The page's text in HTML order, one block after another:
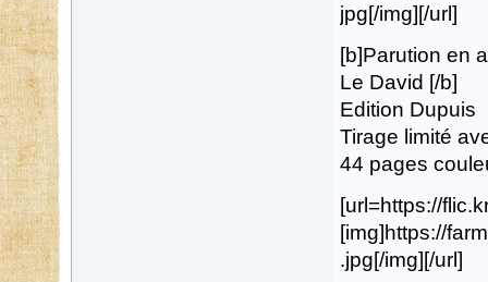
jpg[/img][/url]
[b]Parution en
Le David [/b]
Edition Dupuis
Tirage limité
44 pages
[url=https://
[img]https://
.jpg[/img][/url]